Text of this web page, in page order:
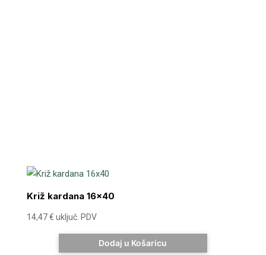
Križ kardana 16×40
14,47€ uključ. PDV
Dodaj u Košaricu